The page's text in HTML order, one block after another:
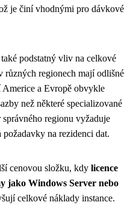
je činí vhodnými pro dávkové
podstatný vliv na celkové
různých regionech mají odlišné
a Evropě obvykle
než některé specializované
regionu vyžaduje
na rezidenci dat.
cenovou složku, kdy licence
jako Windows Server nebo
celkové náklady instance.